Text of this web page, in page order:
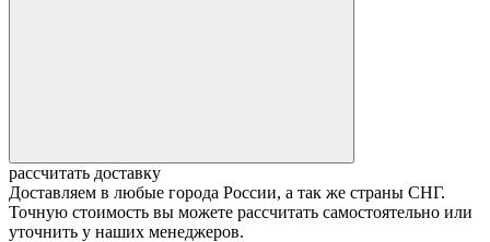
рассчитать доставку
Доставляем в любые города России, а так же страны СНГ.
Точную стоимость вы можете рассчитать самостоятельно или
уточнить у наших менеджеров.